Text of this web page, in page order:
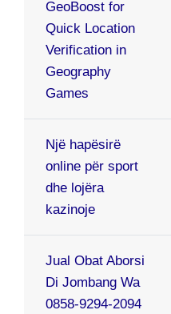
GeoBoost for
Quick Location
Verification in
Geography
Games
Një hapësirë
online për sport
dhe lojëra
kazinoje
Jual Obat Aborsi
Di Jombang Wa
0858-9294-2094